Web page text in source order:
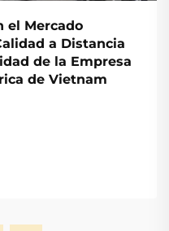
el Mercado
a Distancia
de la Empresa
de Vietnam